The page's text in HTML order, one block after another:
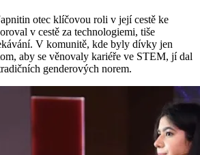
otec klíčovou roli v její cestě ke
v cestě za technologiemi, tiše
V komunitě, kde byly dívky jen
aby se věnovaly kariéře ve STEM, jí dal
genderových norem.